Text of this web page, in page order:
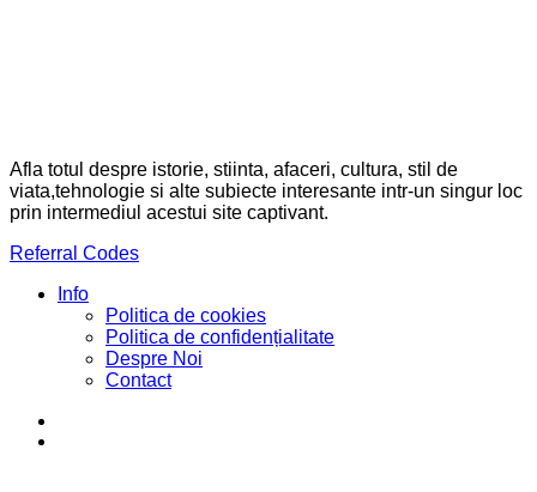
Afla totul despre istorie, stiinta, afaceri, cultura, stil de
viata,tehnologie si alte subiecte interesante intr-un singur loc
prin intermediul acestui site captivant.
Referral Codes
Info
Politica de cookies
Politica de confidențialitate
Despre Noi
Contact